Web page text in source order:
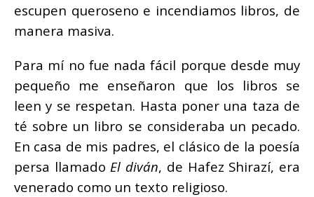
escupen queroseno e incendiamos libros, de
manera masiva.
Para mí no fue nada fácil porque desde muy
pequeño me enseñaron que los libros se
leen y se respetan. Hasta poner una taza de
té sobre un libro se consideraba un pecado.
En casa de mis padres, el clásico de la poesía
persa llamadoEl diván, de Hafez Shirazí, era
venerado como un texto religioso.